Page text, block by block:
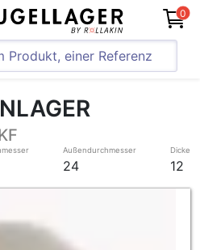
0
Außendurchmesser
24
Dicke
12